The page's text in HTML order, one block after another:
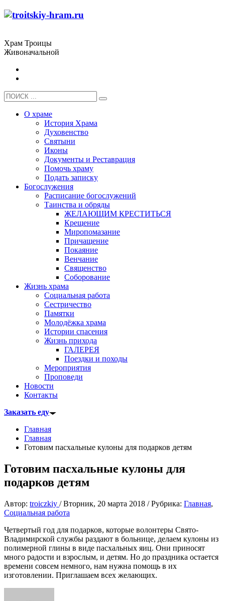
Храм Троицы
Живоначальной
О храме
История Храма
Духовенство
Святыни
Иконы
Документы и Реставрация
Помочь храму
Подать записку
Богослужения
Расписание богослужений
Таинства и обряды
ЖЕЛАЮЩИМ КРЕСТИТЬСЯ
Крещение
Миропомазание
Причащение
Покаяние
Венчание
Священство
Соборование
Жизнь храма
Социальная работа
Сестричество
Памятки
Молодёжка храма
Истории спасения
Жизнь прихода
ГАЛЕРЕЯ
Поездки и походы
Мероприятия
Проповеди
Новости
Контакты
Заказать еду
Главная
Главная
Готовим пасхальные кулоны для подарков детям
Готовим пасхальные кулоны для
подарков детям
Автор: troiczkiy /Вторник, 20 марта 2018 /Рубрика: Главная,
Социальная работа
Четвертый год для подарков, которые волонтеры Свято-
Владимирской службы раздают в больнице, делаем кулоны из
полимерной глины в виде пасхальных яиц. Они приносят
много радости и взрослым, и детям. Но до праздника остается
времени совсем немного, нам нужна помощь в их
изготовлении. Приглашаем всех желающих.